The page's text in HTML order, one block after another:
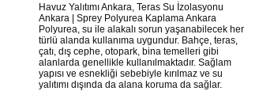
Havuz Yalıtımı Ankara, Teras Su İzolasyonu
Ankara | Sprey Polyurea Kaplama Ankara
Polyurea, su ile alakalı sorun yaşanabilecek her
türlü alanda kullanıma uygundur. Bahçe, teras,
çatı, dış cephe, otopark, bina temelleri gibi
alanlarda genellikle kullanılmaktadır. Sağlam
yapısı ve esnekliği sebebiyle kırılmaz ve su
yalıtımı dışında da alana koruma da sağlar.